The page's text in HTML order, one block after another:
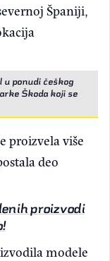
Španiji,
ponudi češkog
Škoda koji se
proizvela više
deo
proizvodi
modele